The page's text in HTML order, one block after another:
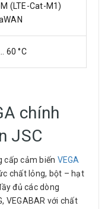
M (LTE-Cat-M1)
60 °C
chính
JSC
cấp cảm biến VEGA
chất lỏng, bột – hạt
đủ các dòng
VEGABAR với chất